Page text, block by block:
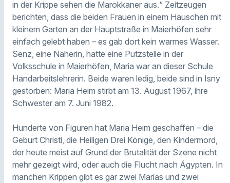
in der Krippe sehen die Marokkaner aus.“ Zeitzeugen
berichten, dass die beiden Frauen in einem Häuschen mit
kleinem Garten an der Hauptstraße in Maierhöfen sehr
einfach gelebt haben – es gab dort kein warmes Wasser.
Senz, eine Näherin, hatte eine Putzstelle in der
Volksschule in Maierhöfen, Maria war an dieser Schule
Handarbeitslehrerin. Beide waren ledig, beide sind in Isny
gestorben: Maria Heim stirbt am 13. August 1967, ihre
Schwester am 7. Juni 1982.
Hunderte von Figuren hat Maria Heim geschaffen – die
Geburt Christi, die Heiligen Drei Könige, den Kindermord,
der heute meist auf Grund der Brutalität der Szene nicht
mehr gezeigt wird, oder auch die Flucht nach Ägypten. In
manchen Krippen gibt es gar zwei Marias und zwei